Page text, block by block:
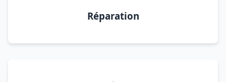
Réparation